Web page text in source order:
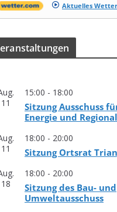
Aktuelles
11
15:00 - 18:00
Sit­zung Aus­schuss
Ener­gie und
11
18:00 - 20:00
Sit­zung Orts­rat
18
18:00 - 20:00
Sit­zung des Bau- und
Umweltausschuss